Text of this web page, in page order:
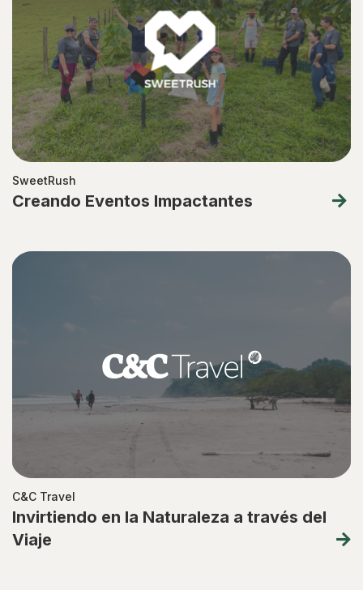
SweetRush
Creando Eventos Impactantes
C&C Travel
Invirtiendo en la Naturaleza a través del
Viaje